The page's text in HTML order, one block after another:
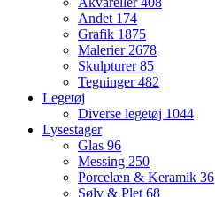
Andet 174
Grafik 1875
Malerier 2678
Skulpturer85
Tegninger482
Legetøj
Diverse legetøj 1044
Lysestager
Glas 96
Messing 250
Porcelæn & Keramik 36
Sølv & Plet 68